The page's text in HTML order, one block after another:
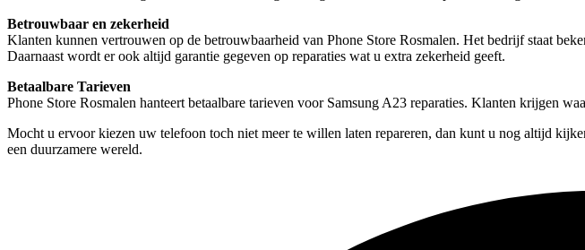
Betrouwbaar en zekerheid
Klanten kunnen vertrouwen op de betrouwbaarheid van Phone Store Rosmalen. Het bedrijf staat
Daarnaast wordt er ook altijd garantie gegeven op reparaties wat u extra zekerheid geeft.
Betaalbare Tarieven
Phone Store Rosmalen hanteert betaalbare tarieven voor Samsung A23 reparaties. Klanten krijgen
Mocht u ervoor kiezen uw telefoon toch niet meer te willen laten repareren, dan kunt u nog altijd
een duurzamere wereld.